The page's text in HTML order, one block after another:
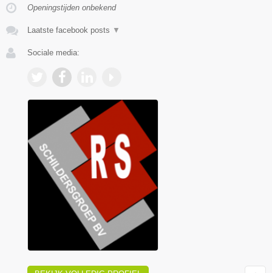
Openingstijden onbekend
Laatste facebook posts ▼
Sociale media: